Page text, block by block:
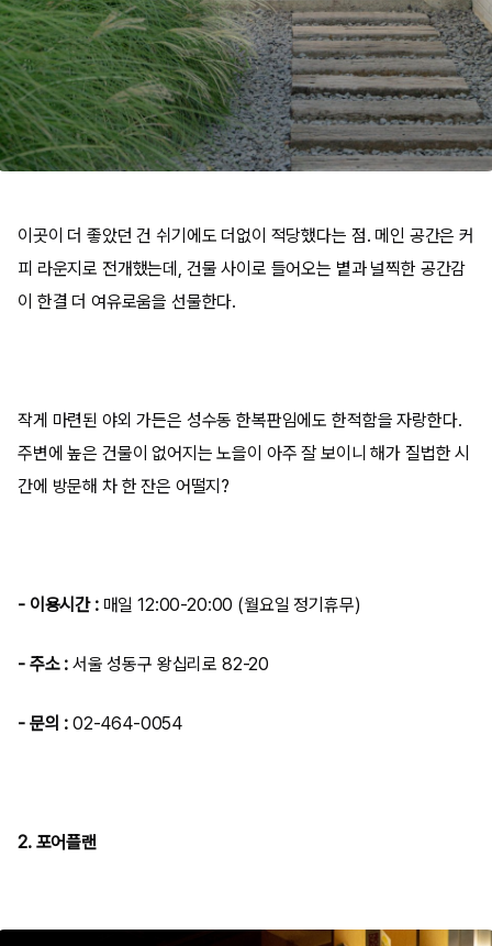
이곳이 더 좋았던 건 쉬기에도 더없이 적당했다는 점. 메인 공간은 커
피 라운지로 전개했는데, 건물 사이로 들어오는 볕과 널찍한 공간감
이 한결 더 여유로움을 선물한다.
작게 마련된 야외 가든은 성수동 한복판임에도 한적함을 자랑한다.
주변에 높은 건물이 없어지는 노을이 아주 잘 보이니 해가 질법한 시
간에 방문해 차 한 잔은 어떨지?
- 이용시간 :매일 12:00-20:00 (월요일 정기휴무)
- 주소 : 서울 성동구 왕십리로 82-20
- 문의 : 02-464-0054
2. 포어플랜